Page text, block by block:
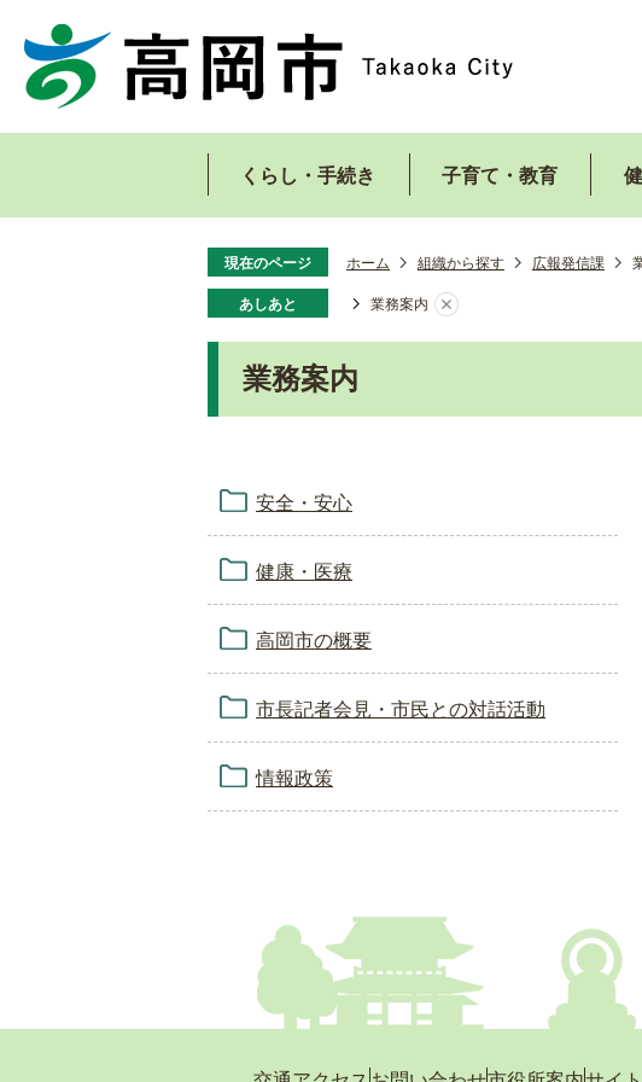
くらし・手続き 子育て・教育
現在のページ ホーム 組織から探す 広報発信課
あしあと 業務案内
業務案内
安全・安心
健康・医療
高岡市の概要
市長記者会見・市民との対話活動
情報政策